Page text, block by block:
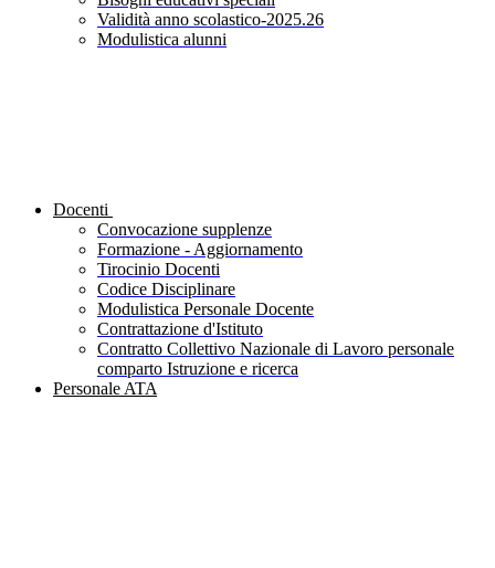
Validità anno scolastico-2025.26
Modulistica alunni
Docenti
Convocazione supplenze
Formazione - Aggiornamento
Tirocinio Docenti
Codice Disciplinare
Modulistica Personale Docente
Contrattazione d'Istituto
Contratto Collettivo Nazionale di Lavoro personale
comparto Istruzione e ricerca
Personale ATA